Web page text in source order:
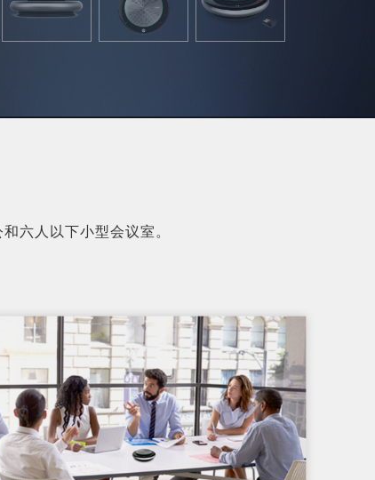
六人以下小型会议室。